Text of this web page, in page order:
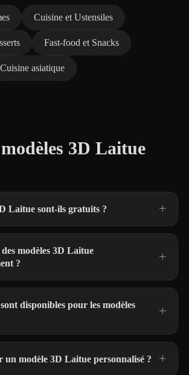
Cuisine et Ustensiles
Fast-food et Snacks
Cuisine asiatique
3D Laitue
Laitue sont-ils gratuits ?
modèles 3D Laitue
?
disponibles pour les modèles
un modèle 3D Laitue personnalisé ?